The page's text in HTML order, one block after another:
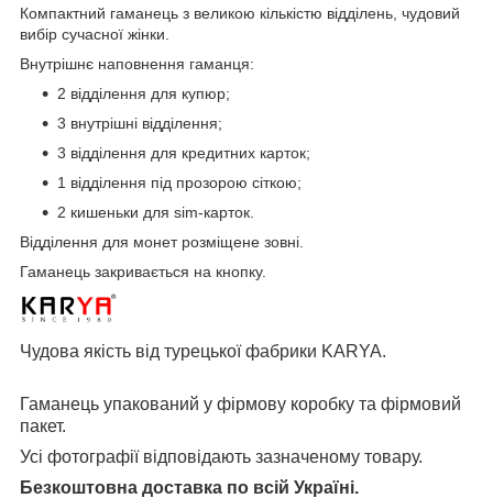
Компактний гаманець з великою кількістю відділень, чудовий
вибір сучасної жінки.
Внутрішнє наповнення гаманця:
2 відділення для купюр;
3 внутрішні відділення;
3 відділення для кредитних карток;
1 відділення під прозорою сіткою;
2 кишеньки для sim-карток.
Відділення для монет розміщене зовні.
Гаманець закривається на кнопку.
Чудова якість від турецької фабрики KARYA.
Гаманець упакований у фірмову коробку та фірмовий
пакет.
Усі фотографії відповідають зазначеному товару.
Безкоштовна доставка по всій Україні.